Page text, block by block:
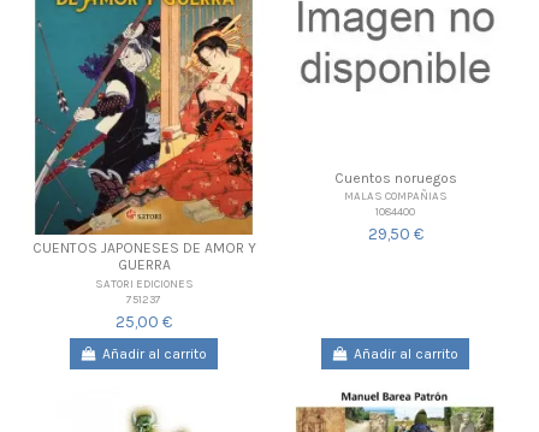
CUENTOS JAPONESES DE AMOR Y
GUERRA
SATORI EDICIONES
751237
25,00 €
Añadir al carrito
Cuentos noruegos
MALAS COMPAÑIAS
1084400
29,50 €
Añadir al carrito